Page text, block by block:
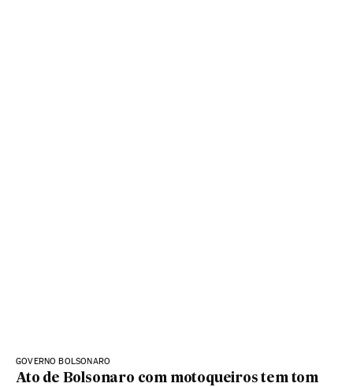
GOVERNO BOLSONARO
Ato de Bolsonaro com motoqueiros tem tom